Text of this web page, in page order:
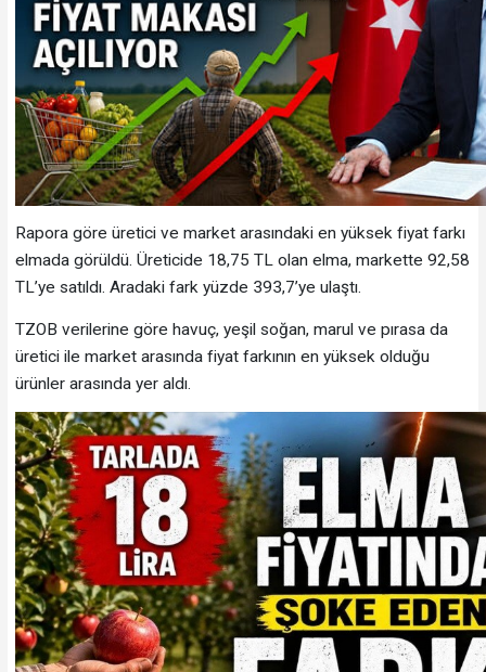
Rapora göre üretici ve market arasındaki en yüksek fiyat farkı
elmada görüldü. Üreticide 18,75 TL olan elma, markette 92,58
TL’ye satıldı. Aradaki fark yüzde 393,7’ye ulaştı.
TZOB verilerine göre havuç, yeşil soğan, marul ve pırasa da
üretici ile market arasında fiyat farkının en yüksek olduğu
ürünler arasında yer aldı.